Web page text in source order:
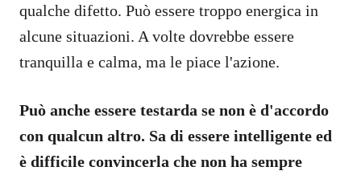
qualche difetto. Può essere troppo energica in
alcune situazioni. A volte dovrebbe essere
tranquilla e calma, ma le piace l'azione.
Può anche essere testarda se non è d'accordo
con qualcun altro. Sa di essere intelligente ed
è difficile convincerla che non ha sempre